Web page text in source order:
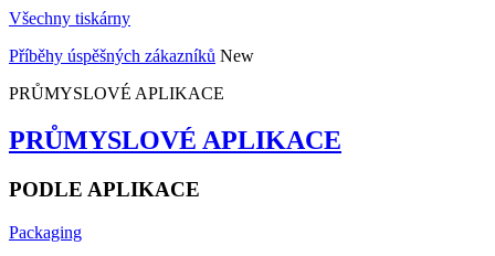
Všechny tiskárny
Příběhy úspěšných zákazníků New
PRŮMYSLOVÉ APLIKACE
PRŮMYSLOVÉ APLIKACE
PODLE APLIKACE
Packaging